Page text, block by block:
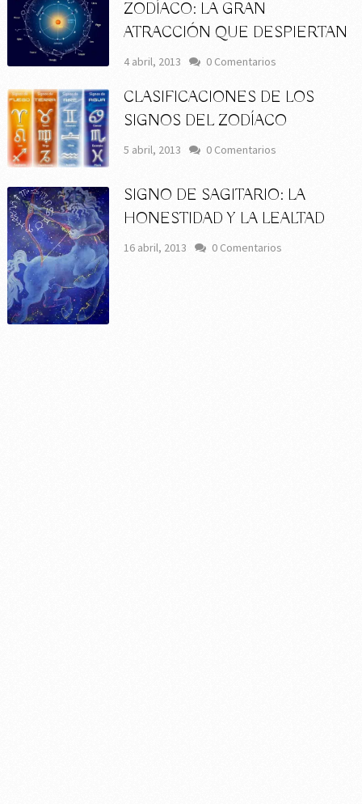
ZODÍACO: LA GRAN
ATRACCIÓN QUE DESPIERTAN
4 abril, 2013 0 Comentarios
CLASIFICACIONES DE LOS
SIGNOS DEL ZODÍACO
5 abril, 2013 0 Comentarios
SIGNO DE SAGITARIO: LA
HONESTIDAD Y LA LEALTAD
16 abril, 2013 0 Comentarios